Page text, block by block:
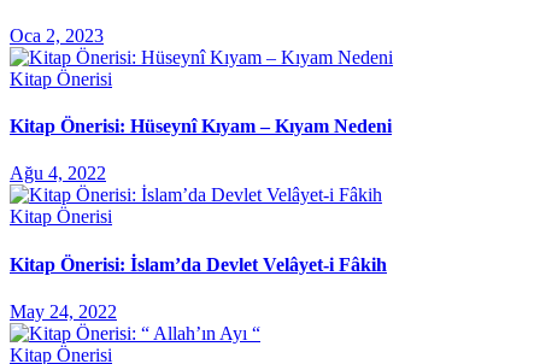
Oca 2, 2023
Kitap Önerisi
Kitap Önerisi: Hüseynî Kıyam – Kıyam Nedeni
Ağu 4, 2022
Kitap Önerisi
Kitap Önerisi: İslam’da Devlet Velâyet-i Fâkih
May 24, 2022
Kitap Önerisi